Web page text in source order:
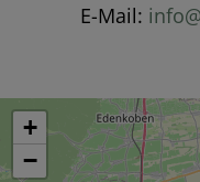
E-Mail:
+
−